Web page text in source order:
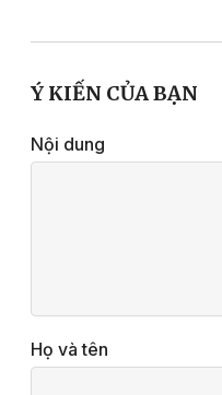
Ý KIẾN CỦA BẠN
Nội dung
Họ và tên